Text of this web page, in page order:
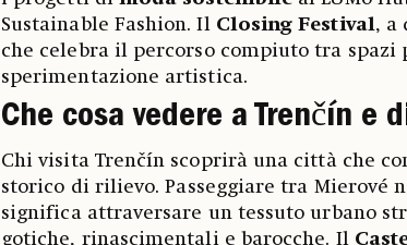
Sustainable Fashion. Il Closing Festival, a
che celebra il percorso compiuto tra
sperimentazione artistica.
Che cosa vedere a Trenčín e
Chi visita Trenčín scoprirà una città che
storico di rilievo. Passeggiare tra Mierové
significa attraversare un tessuto urbano
gotiche, rinascimentali e barocche. Il